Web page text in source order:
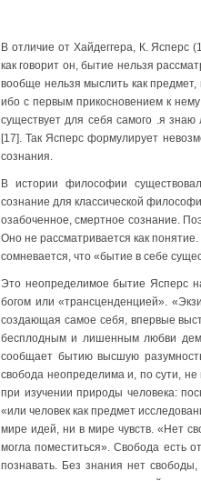
В отличие от Хайдеггера, К. Ясперс
как говорит он, бытие нельзя
вообще нельзя мыслить как
ибо с первым прикосновением к
существует для себя самого .я
[17]. Так Ясперс формулирует
сознания.
В истории философии
сознание для классической
озабоченное, смертное сознание.
Оно не рассматривается как
сомневается, что «бытие в себе
Это неопределимое бытие Ясперс
богом или «трансценденцией».
создающая самое себя, впервые
бесплодным и лишенным любви
сообщает бытию высшую
свобода неопределима и, по сути,
при изучении природы человека:
«или человек как предмет
мире идей, ни в мире чувств. «Нет
могла поместиться». Свобода есть
познавать. Без знания нет